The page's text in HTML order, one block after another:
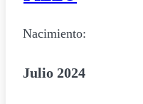
Nacimiento:
Julio 2024